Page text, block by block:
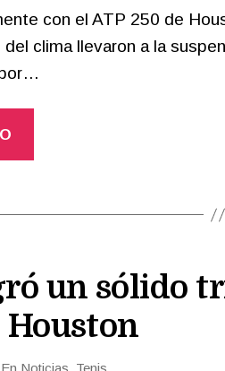
con el ATP 250 de
del clima llevaron a la
un sólido
Houston